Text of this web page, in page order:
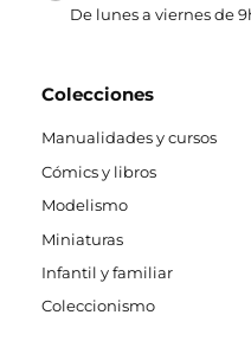
De lunes a viernes de
Colecciones
Manualidades y cursos
Cómics y libros
Modelismo
Miniaturas
Infantil y familiar
Coleccionismo